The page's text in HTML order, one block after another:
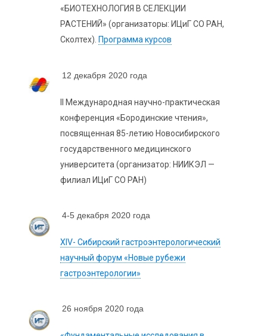
«БИОТЕХНОЛОГИЯ В СЕЛЕКЦИИ
РАСТЕНИЙ» (организаторы: ИЦиГ СО РАН,
Сколтех). Программа курсов
12 декабря 2020 года
II Международная научно-практическая
конференция «Бородинские чтения»,
посвященная 85-летию Новосибирского
государственного медицинского
университета (организатор: НИИКЭЛ —
филиал ИЦиГ СО РАН)
4-5 декабря 2020 года
XIV- Сибирский гастроэнтерологический
научный форум «Новые рубежи
гастроэнтерологии»
26 ноября 2020 года